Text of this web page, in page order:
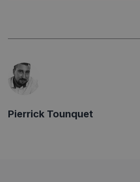
Pierrick Tounquet